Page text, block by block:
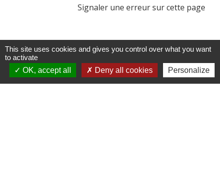
Signaler une erreur sur cette page
Contactez-nous !
Commune de Saint-Médard-de-Mussidan
This site uses cookies and gives you control over what you want
to activate
OK, accept all
Deny all cookies Personalize